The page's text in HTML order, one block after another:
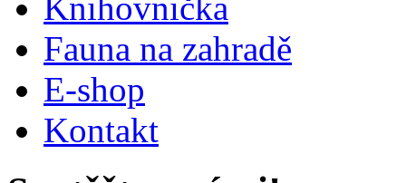
Knihovnička
Fauna na zahradě
E-shop
Kontakt